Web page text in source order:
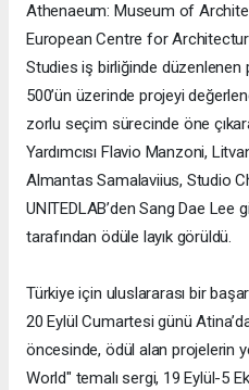
Athenaeum: Museum of
European Centre for
Studies iş birliğinde düzenlenen
500’ün üzerinde projeyi
zorlu seçim sürecinde öne
Yardımcısı Flavio Manzoni,
Almantas Samalaviius, Studio
UNITEDLAB’den Sang Dae
tarafından ödüle layık görüldü.
Türkiye için uluslararası bir
20 Eylül Cumartesi günü
öncesinde, ödül alan projelerin
World" temalı sergi, 19 Eylül-5